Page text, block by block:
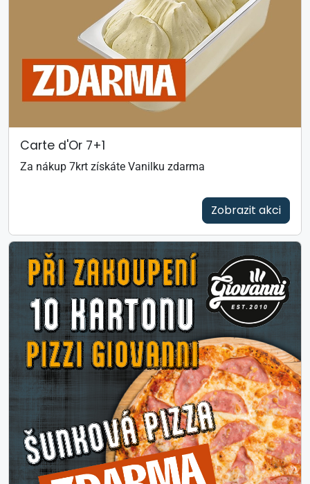
Carte d'Or 7+1
Za nákup 7krt získáte Vanilku zdarma
Zobrazit akci